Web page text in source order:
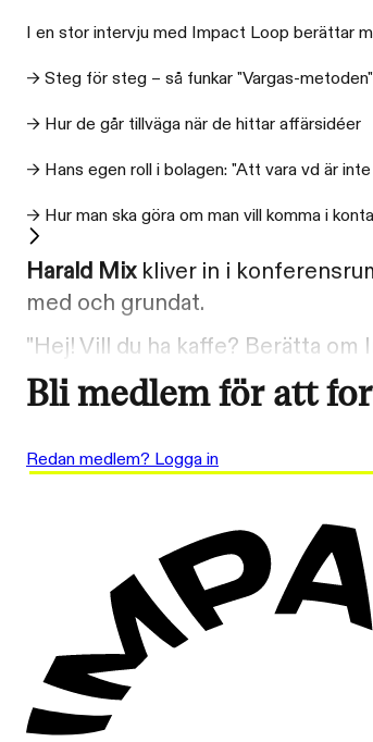
I en stor intervju med Impact Loop berättar
→ Steg för steg – så funkar "Vargas-metoden"
→ Hur de går tillväga när de hittar affärsidéer
→ Hans egen roll i bolagen: "Att vara vd är
→ Hur man ska göra om man vill komma i
Harald Mixkliver in i
med och grundat.
"Hej! Vill du ha kaffe? Berätta om
Bli medlem för att
Redan medlem? Logga in